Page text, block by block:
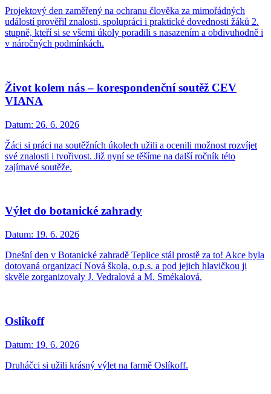
Projektový den zaměřený na ochranu člověka za mimořádných
událostí prověřil znalosti, spolupráci i praktické dovednosti žáků 2.
stupně, kteří si se všemi úkoly poradili s nasazením a obdivuhodně i
v náročných podmínkách.
Život kolem nás – korespondenční soutěž CEV
VIANA
Datum: 26. 6. 2026
Žáci si práci na soutěžních úkolech užili a ocenili možnost rozvíjet
své znalosti i tvořivost. Již nyní se těšíme na další ročník této
zajímavé soutěže.
Výlet do botanické zahrady
Datum: 19. 6. 2026
Dnešní den v Botanické zahradě Teplice stál prostě za to! Akce byla
dotovaná organizací Nová škola, o.p.s. a pod jejich hlavičkou ji
skvěle zorganizovaly J. Vedralová a M. Smékalová.
Oslíkoff
Datum: 19. 6. 2026
Druháčci si užili krásný výlet na farmě Oslíkoff.